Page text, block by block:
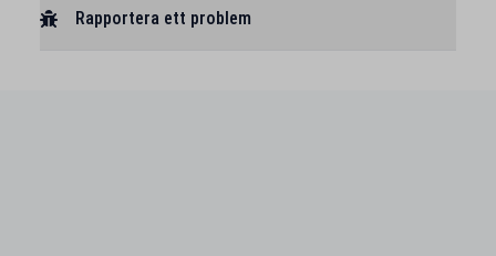
Rapportera ett problem